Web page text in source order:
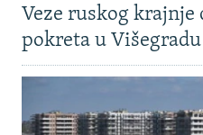
Veze ruskog krajnje
pokreta u Višegradu